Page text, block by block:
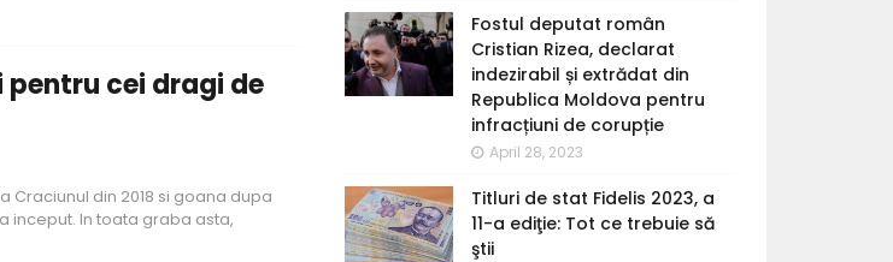
pentru cei dragi de
Craciunul din 2018 si goana dupa
inceput. In toata graba asta,
Fostul deputat român
Cristian Rizea, declarat
indezirabil și extrădat din
Republica Moldova pentru
infracțiuni de corupție
April 28, 2023
Titluri de stat Fidelis 2023, a
11-a ediţie: Tot ce trebuie să
ştii